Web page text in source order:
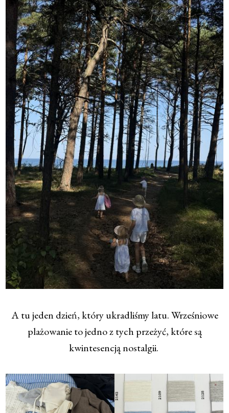
A tu jeden dzień, który ukradliśmy latu. Wrześniowe
plażowanie to jedno z tych przeżyć, które są
kwintesencją nostalgii.